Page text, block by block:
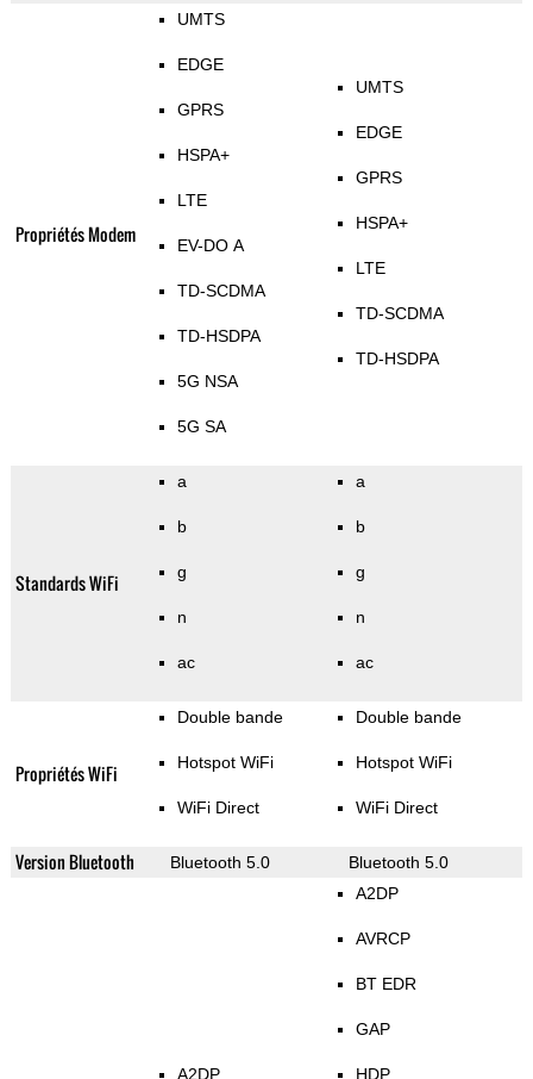
Propriétés Modem
UMTS
EDGE
GPRS
HSPA+
LTE
EV-DO A
TD-SCDMA
TD-HSDPA
5G NSA
5G SA
UMTS
EDGE
GPRS
HSPA+
LTE
TD-SCDMA
TD-HSDPA
Standards WiFi
a
b
g
n
ac
a
b
g
n
ac
Propriétés WiFi
Double bande
Hotspot WiFi
WiFi Direct
Double bande
Hotspot WiFi
WiFi Direct
Version Bluetooth Bluetooth 5.0 Bluetooth 5.0
A2DP
A2DP
AVRCP
BT EDR
GAP
HDP